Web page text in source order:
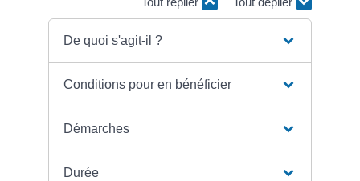
De quoi s'agit-il ?
Conditions pour en bénéficier
Démarches
Durée